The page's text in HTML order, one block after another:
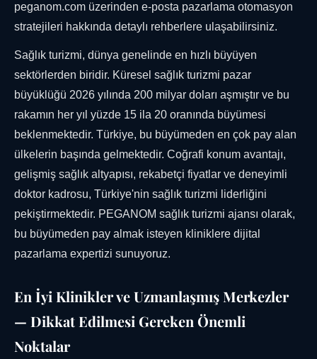
peganom.com üzerinden e-posta pazarlama otomasyon
stratejileri hakkında detaylı rehberlere ulaşabilirsiniz.
Sağlık turizmi, dünya genelinde en hızlı büyüyen
sektörlerden biridir. Küresel sağlık turizmi pazar
büyüklüğü 2026 yılında 200 milyar doları aşmıştır ve bu
rakamın her yıl yüzde 15 ila 20 oranında büyümesi
beklenmektedir. Türkiye, bu büyümeden en çok pay alan
ülkelerin başında gelmektedir. Coğrafi konum avantajı,
gelişmiş sağlık altyapısı, rekabetçi fiyatlar ve deneyimli
doktor kadrosu, Türkiye'nin sağlık turizmi liderliğini
pekiştirmektedir. PEGANOM sağlık turizmi ajansı olarak,
bu büyümeden pay almak isteyen kliniklere dijital
pazarlama expertizi sunuyoruz.
En İyi Klinikler ve Uzmanlaşmış Merkezler
— Dikkat Edilmesi Gereken Önemli
Noktalar